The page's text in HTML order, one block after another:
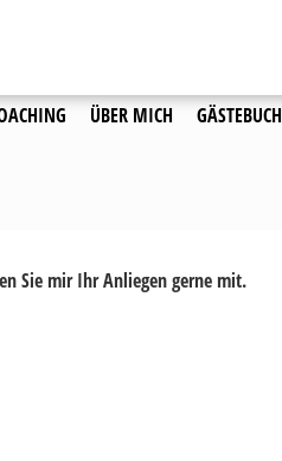
ÜBER MICH GÄSTEBUCH
Sie mir Ihr Anliegen gerne mit.